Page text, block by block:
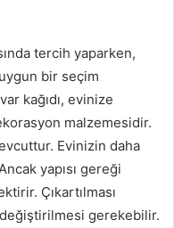
tercih yaparken,
bir seçim
kağıdı, evinize
malzemesidir.
Evinizin daha
yapısı gereği
Çıkartılması
gerekebilir.